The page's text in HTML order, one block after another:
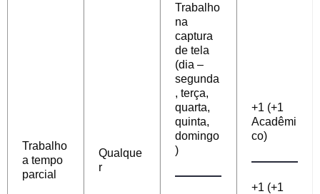
Trabalho
a tempo
parcial
Qualque
r
Trabalho
na
captura
de tela
(dia –
segunda
, terça,
quarta,
quinta,
domingo
)
+1 (+1
Acadêmi
co)
+1 (+1